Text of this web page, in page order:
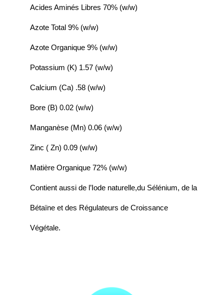
Acides Aminés Libres 70% (w/w)
Azote Total 9% (w/w)
Azote Organique 9% (w/w)
Potassium (K) 1.57 (w/w)
Calcium (Ca) .58 (w/w)
Bore (B) 0.02 (w/w)
Manganèse (Mn) 0.06 (w/w)
Zinc ( Zn) 0.09 (w/w)
Matière Organique 72% (w/w)
Contient aussi de l’Iode naturelle,du Sélénium, de la
Bétaïne et des Régulateurs de Croissance
Végétale.